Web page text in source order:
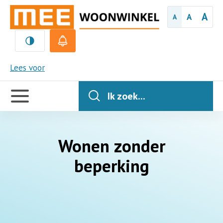
A A A
Lees voor
MEE
Handige
links
Ik zoek...
Wonen zonder
beperking